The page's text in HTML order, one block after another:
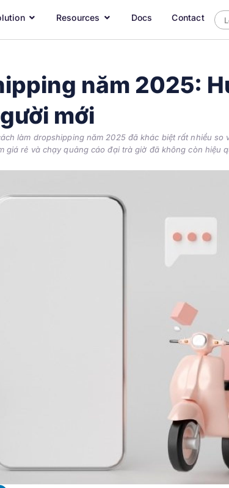
Resources Docs Contact
năm 2025:
mới
làm dropshipping năm 2025 đã khác biệt rất nhiều so
giá rẻ và chạy quảng cáo đại trà giờ đã không còn hiệu